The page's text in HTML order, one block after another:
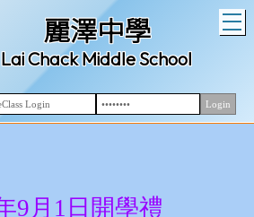
麗澤中學
Lai Chack Middle School